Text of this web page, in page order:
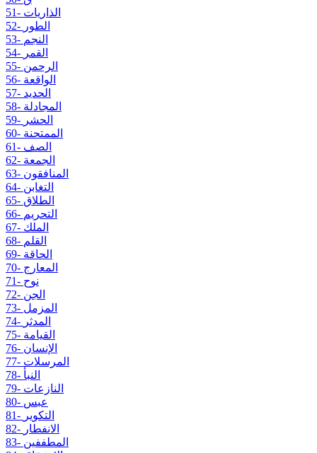
51- الذاريات
52- الطور
53- النجم
54- القمر
55- الرحمن
56- الواقعة
57- الحديد
58- المجادلة
59- الحشر
60- الممتحنة
61- الصف
62- الجمعة
63- المنافقون
64- التغابن
65- الطلاق
66- التحريم
67- الملك
68- القلم
69- الحاقة
70- المعارج
71- نوح
72- الجن
73- المزمل
74- المدثر
75- القيامة
76- الإنسان
77- المرسلات
78- النبأ
79- النازعات
80- عبس
81- التكوير
82- الانفطار
83- المطففين